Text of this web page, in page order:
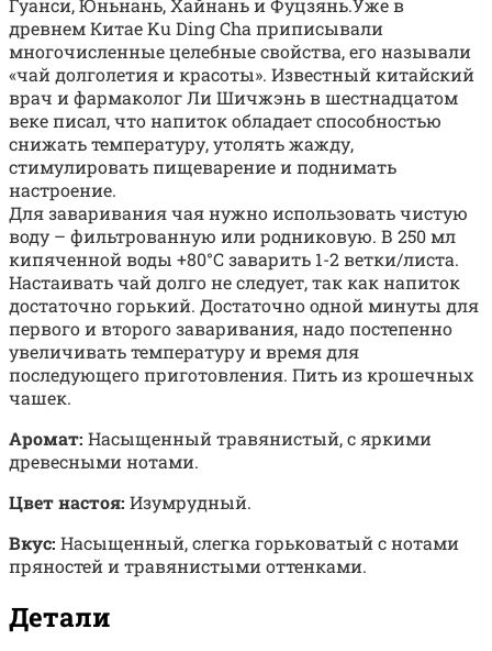
Гуанси, Юньнань, Хайнань и Фуцзянь.Уже в
древнем Китае Ku Ding Cha приписывали
многочисленные целебные свойства, его называли
«чай долголетия и красоты». Известный китайский
врач и фармаколог Ли Шичжэнь в шестнадцатом
веке писал, что напиток обладает способностью
снижать температуру, утолять жажду,
стимулировать пищеварение и поднимать
настроение.
Для заваривания чая нужно использовать чистую
воду – фильтрованную или родниковую. В 250 мл
кипяченной воды +80°С заварить 1-2 ветки/листа.
Настаивать чай долго не следует, так как напиток
достаточно горький. Достаточно одной минуты для
первого и второго заваривания, надо постепенно
увеличивать температуру и время для
последующего приготовления. Пить из крошечных
чашек.
Аромат: Насыщенный травянистый, с яркими
древесными нотами.
Цвет настоя: Изумрудный.
Вкус: Насыщенный, слегка горьковатый с нотами
пряностей и травянистыми оттенками.
Детали